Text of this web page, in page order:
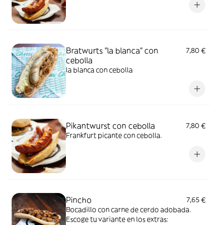
Bratwurts "la blanca" con
cebolla
7,80 €
la blanca con cebolla
Pikantwurst con cebolla
7,80 €
Frankfurt picante con cebolla.
Pincho
7,65 €
Bocadillo con carne de cerdo adobada.
Escoge tu variante en los extras: